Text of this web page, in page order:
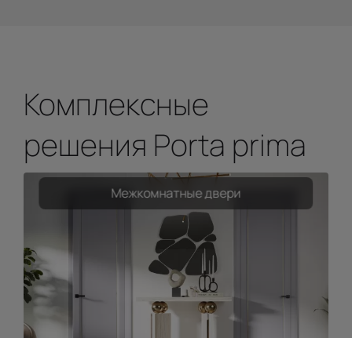
Комплексные
решения Porta prima
Межкомнатные двери